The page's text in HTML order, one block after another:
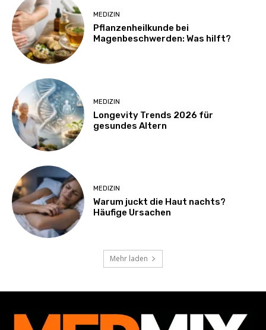
MEDIZIN
Pflanzenheilkunde bei
Magenbeschwerden: Was hilft?
MEDIZIN
Longevity Trends 2026 für
gesundes Altern
MEDIZIN
Warum juckt die Haut nachts?
Häufige Ursachen
Mehr laden